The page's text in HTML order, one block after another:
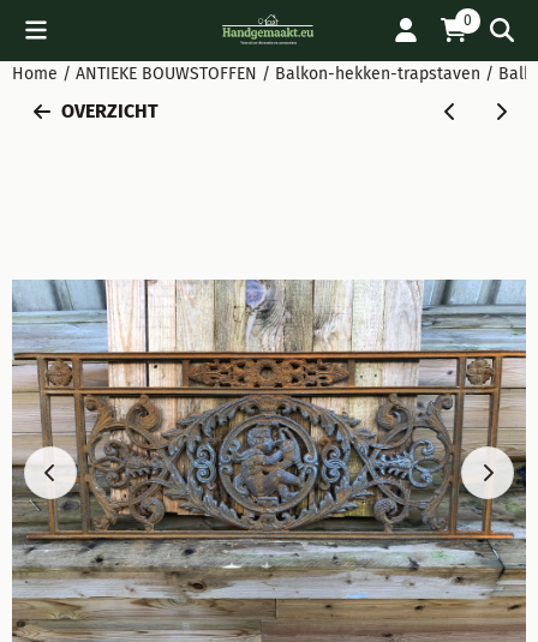
Cookievoorkeuren zijn beschikbaar. Kies instellingen of sta
0
Home / ANTIEKE BOUWSTOFFEN / Balkon-hekken-trapstaven /
OVERZICHT